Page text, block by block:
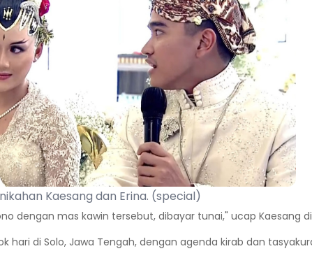
Kaesang dan Erina. (special)
dengan mas kawin tersebut, dibayar tunai," ucap Kaesang
hari di Solo, Jawa Tengah, dengan agenda kirab dan